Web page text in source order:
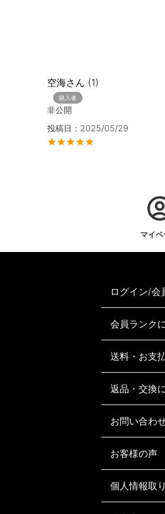
空海 1
購入者
非公開
投稿日
2025/05/29
マイ
ログイン/会
会員ランク
送料・お支
返品・交換
お問い合わ
お客様の声
個人情報取